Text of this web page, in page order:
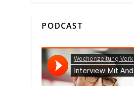
PODCAST